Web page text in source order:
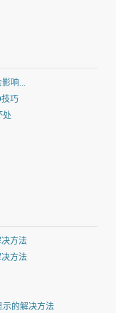
响...
技巧
处
决方法
决方法
示的解决方法